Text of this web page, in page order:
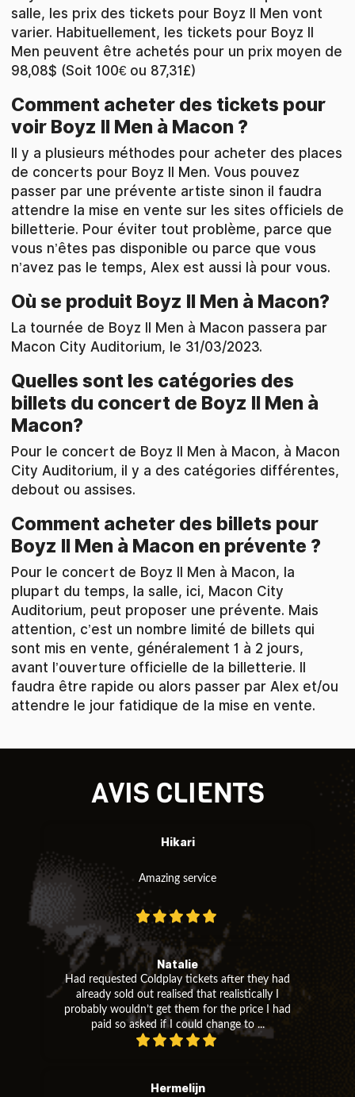
salle, les prix des tickets pour Boyz II Men vont
varier. Habituellement, les tickets pour Boyz II
Men peuvent être achetés pour un prix moyen de
98,08$ (Soit 100€ ou 87,31£)
Comment acheter des tickets pour
voir Boyz II Men à Macon ?
Il y a plusieurs méthodes pour acheter des places
de concerts pour Boyz II Men. Vous pouvez
passer par une prévente artiste sinon il faudra
attendre la mise en vente sur les sites officiels de
billetterie. Pour éviter tout problème, parce que
vous n’êtes pas disponible ou parce que vous
n’avez pas le temps, Alex est aussi là pour vous.
Où se produit Boyz II Men à Macon?
La tournée de Boyz II Men à Macon passera par
Macon City Auditorium, le 31/03/2023.
Quelles sont les catégories des
billets du concert de Boyz II Men à
Macon?
Pour le concert de Boyz II Men à Macon, à Macon
City Auditorium, il y a des catégories différentes,
debout ou assises.
Comment acheter des billets pour
Boyz II Men à Macon en prévente ?
Pour le concert de Boyz II Men à Macon, la
plupart du temps, la salle, ici, Macon City
Auditorium, peut proposer une prévente. Mais
attention, c’est un nombre limité de billets qui
sont mis en vente, généralement 1 à 2 jours,
avant l’ouverture officielle de la billetterie. Il
faudra être rapide ou alors passer par Alex et/ou
attendre le jour fatidique de la mise en vente.
AVIS CLIENTS
Hikari
Amazing service
Natalie
Had requested Coldplay tickets after they had
already sold out realised that realistically I
probably wouldn’t get them for the price I had
paid so asked if I could change to ...
Hermelijn